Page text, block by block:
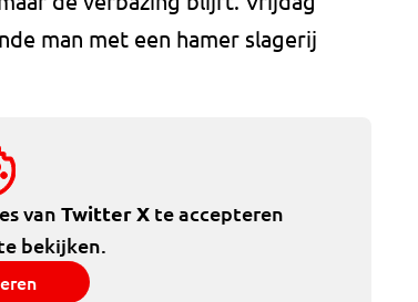
man met een hamer slagerij
van Twitter Xte accepteren
bekijken.